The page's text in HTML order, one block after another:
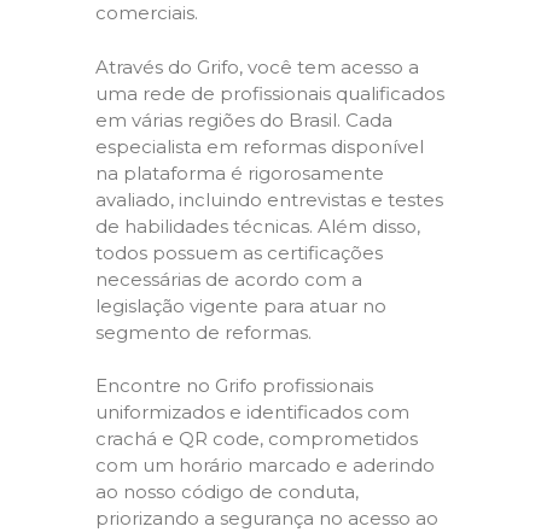
comerciais.
Através do Grifo, você tem acesso a
uma rede de profissionais qualificados
em várias regiões do Brasil. Cada
especialista em reformas disponível
na plataforma é rigorosamente
avaliado, incluindo entrevistas e testes
de habilidades técnicas. Além disso,
todos possuem as certificações
necessárias de acordo com a
legislação vigente para atuar no
segmento de reformas.
Encontre no Grifo profissionais
uniformizados e identificados com
crachá e QR code, comprometidos
com um horário marcado e aderindo
ao nosso código de conduta,
priorizando a segurança no acesso ao